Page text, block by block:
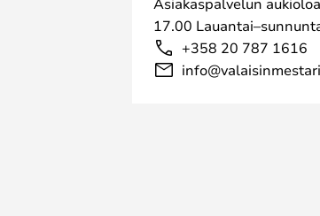
17.00
+358 20 787 1616